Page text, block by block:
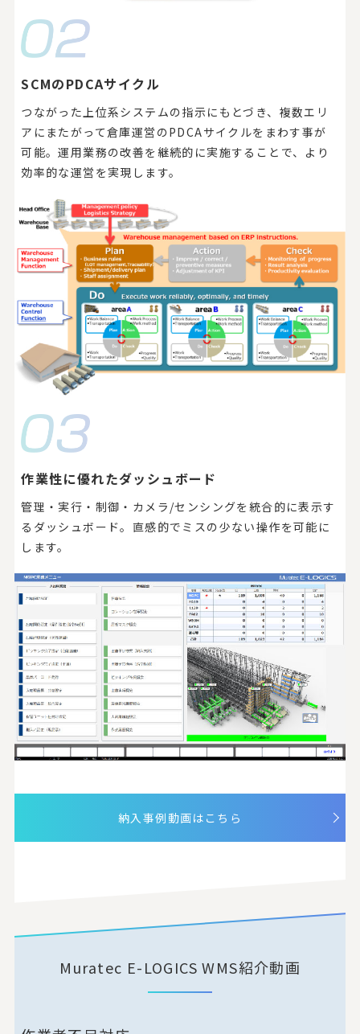
SCMのPDCAサイクル
つながった上位系システムの指示にもとづき、複数エリ
アにまたがって倉庫運営のPDCAサイクルをまわす事が
可能。運用業務の改善を継続的に実施することで、より
効率的な運営を実現します。
作業性に優れたダッシュボード
管理・実行・制御・カメラ/センシングを統合的に表示す
るダッシュボード。直感的でミスの少ない操作を可能に
します。
納入事例動画はこちら
Muratec E-LOGICS WMS紹介動画